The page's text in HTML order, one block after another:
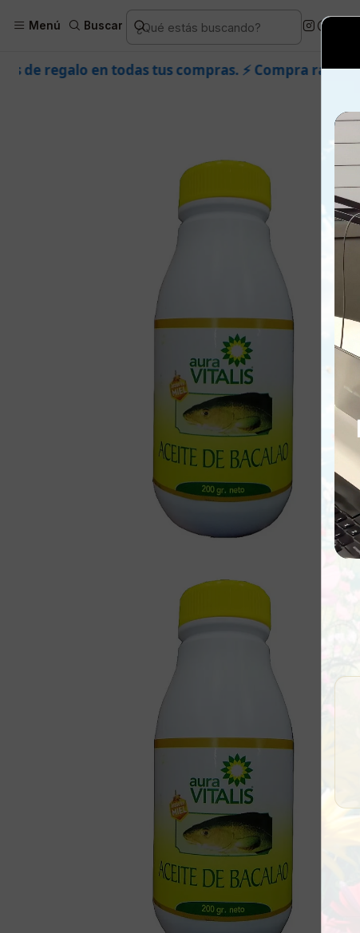
Menú Buscar
compras. ⚡ Compra rápido y aprovecha. 💙